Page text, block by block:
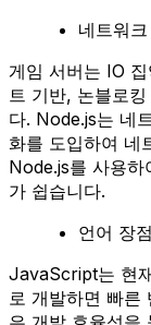
네트워
게임 서버는 IO
트 기반, 논블로
다. Node.js는 네
화를 도입하여 네
Node.js를 사용하
가 쉽습니다.
언어 장점
JavaScript는 현
로 개발하면 빠른